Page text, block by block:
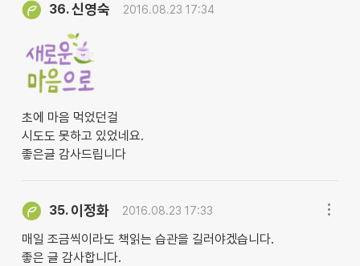
36.신영숙 2016.08.23 17:34
초에 마음 먹었던걸
시도도 못하고 있었네요.
좋은글 감사드립니다
35. 이정화 2016.08.23 17:33
매일 조금씩이라도 책읽는 습관을 길러야겠습니다.
좋은 글 감사합니다.